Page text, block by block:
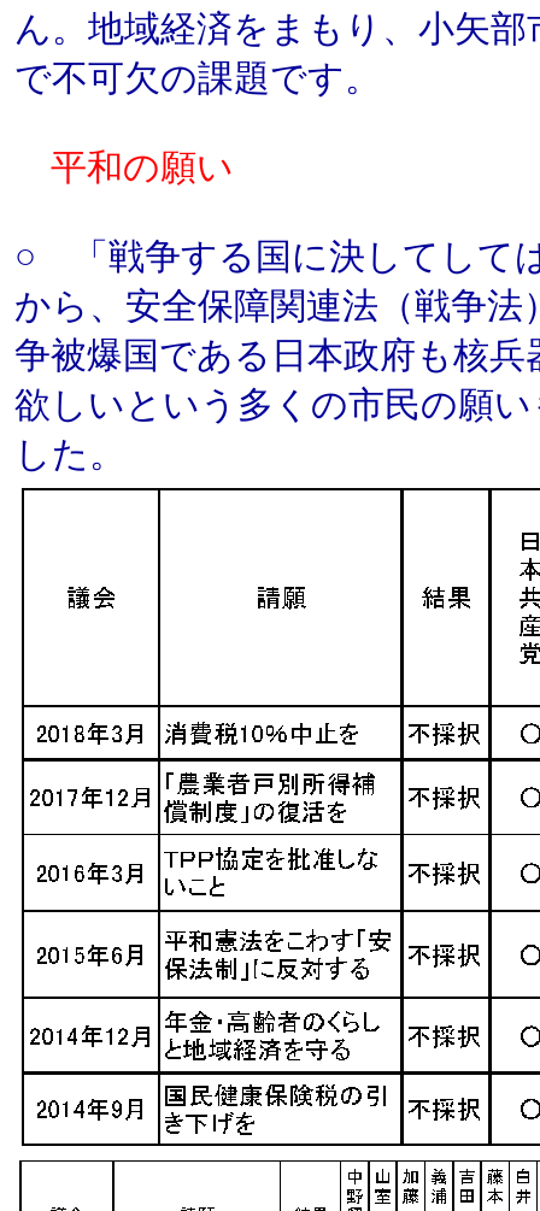
ん。地域経済をまもり、小矢
で不可欠の課題です。
平和の願い
○ 「戦争する国に決してして
から、安全保障関連法（戦争
争被爆国である日本政府も核
欲しいという多くの市民の願
した。